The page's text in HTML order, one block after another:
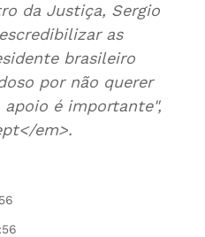
da Justiça, Sergio
as
brasileiro
por não querer
é importante",
em>.